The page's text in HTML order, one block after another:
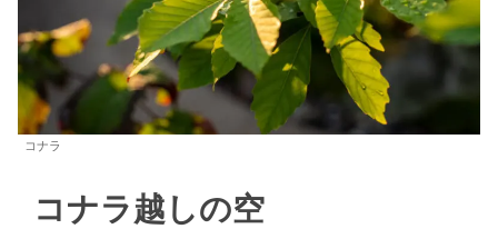
コナラ
コナラ越しの空